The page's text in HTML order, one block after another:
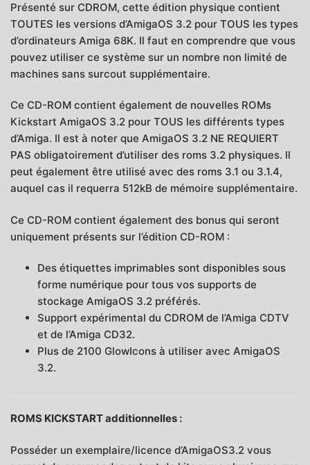
Présenté sur CDROM, cette édition physique contient
TOUTES les versions d’AmigaOS 3.2 pour TOUS les types
d’ordinateurs Amiga 68K. Il faut en comprendre que vous
pouvez utiliser ce système sur un nombre non limité de
machines sans surcout supplémentaire.
Ce CD-ROM contient également de nouvelles ROMs
Kickstart AmigaOS 3.2 pour TOUS les différents types
d’Amiga. Il est à noter que AmigaOS 3.2 NE REQUIERT
PAS obligatoirement d’utiliser des roms 3.2 physiques. Il
peut également être utilisé avec des roms 3.1 ou 3.1.4,
auquel cas il requerra 512kB de mémoire supplémentaire.
Ce CD-ROM contient également des bonus qui seront
uniquement présents sur l’édition CD-ROM :
Des étiquettes imprimables sont disponibles sous
forme numérique pour tous vos supports de
stockage AmigaOS 3.2 préférés.
Support expérimental du CDROM de l’Amiga CDTV
et de l’Amiga CD32.
Plus de 2100 GlowIcons à utiliser avec AmigaOS
3.2.
ROMS KICKSTART additionnelles :
Posséder un exemplaire/licence d’AmigaOS3.2 vous